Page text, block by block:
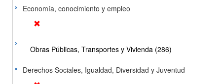
Economía, conocimiento y empleo
Obras Públicas, Transportes y Vivienda (286)
Derechos Sociales, Igualdad, Diversidad y Juventud